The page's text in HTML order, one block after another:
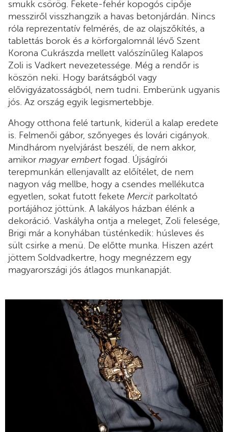
smukk csörög. Fekete-fehér kopogós cipője
messziről visszhangzik a havas betonjárdán. Nincs
róla reprezentatív felmérés, de az olajszőkítés, a
tablettás borok és a körforgalomnál lévő Szent
Korona Cukrászda mellett valószínűleg Kalapos
Zoli is Vadkert nevezetessége. Még a rendőr is
köszön neki. Hogy barátságból vagy
elővigyázatosságból, nem tudni. Emberünk ugyanis
jós. Az ország egyik legismertebbje.
Ahogy otthona felé tartunk, kiderül a kalap eredete
is. Felmenői gábor, szőnyeges és lovári cigányok.
Mindhárom nyelvjárást beszéli, de nem akkor,
amikor magyar embert fogad. Újságírói
terepmunkán ellenjavallt az előítélet, de nem
nagyon vág mellbe, hogy a csendes mellékutca
egyetlen, sokat futott fekete Mercit parkoltató
portájához jöttünk. A lakályos házban élénk a
dekoráció. Vaskályha ontja a meleget, Zoli felesége,
Brigi már a konyhában tüsténkedik: húsleves és
sült csirke a menü. De előtte munka. Hiszen azért
jöttem Soldvadkertre, hogy megnézzem egy
magyarországi jós átlagos munkanapját.